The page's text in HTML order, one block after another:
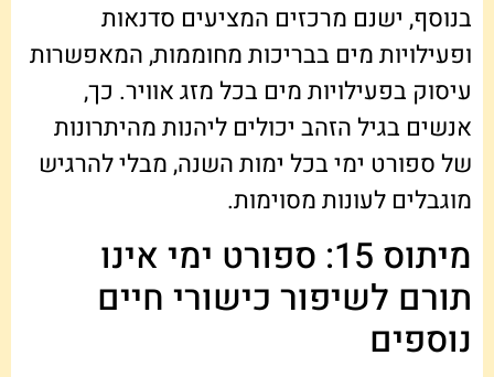
בנוסף, ישנם מרכזים המציעים סדנאות
ופעילויות מים בבריכות מחוממות, המאפשרות
עיסוק בפעילויות מים בכל מזג אוויר. כך,
אנשים בגיל הזהב יכולים ליהנות מהיתרונות
של ספורט ימי בכל ימות השנה, מבלי להרגיש
מוגבלים לעונות מסוימות.
מיתוס 15: ספורט ימי אינו
תורם לשיפור כישורי חיים
נוספים